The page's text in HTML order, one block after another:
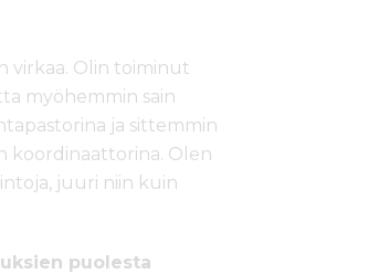
virkaa. Olin toiminut
myöhemmin sain
ja sittemmin
koordinaattorina. Olen
juuri niin kuin
puolesta